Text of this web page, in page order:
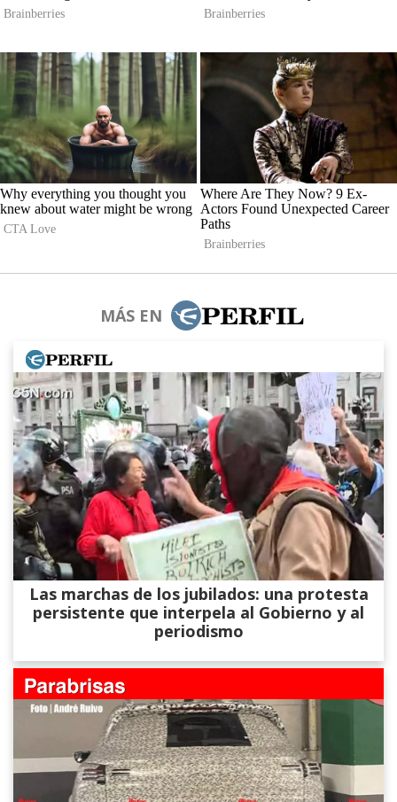
MÁS EN
Las marchas de los jubilados: una protesta
persistente que interpela al Gobierno y al
periodismo